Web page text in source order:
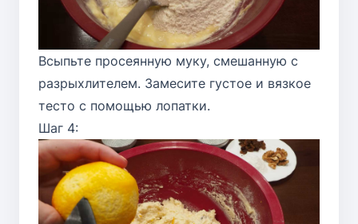
Всыпьте просеянную муку, смешанную с
разрыхлителем. Замесите густое и вязкое
тесто с помощью лопатки.
Шаг 4: